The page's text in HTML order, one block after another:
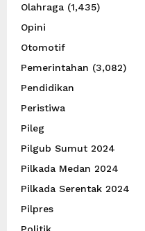
Olahraga (1,435)
Opini
Otomotif
Pemerintahan (3,082)
Pendidikan
Peristiwa
Pileg
Pilgub Sumut 2024
Pilkada Medan 2024
Pilkada Serentak 2024
Pilpres
Politik